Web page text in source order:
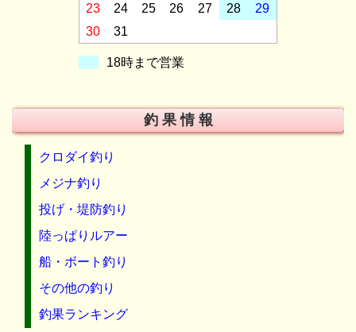
23
24 25 26 27 28
29
30
31
18時まで営業
釣 果 情 報
クロダイ釣り
メジナ釣り
投げ・堤防釣り
陸っぱりルアー
船・ボート釣り
その他の釣り
釣果ランキング